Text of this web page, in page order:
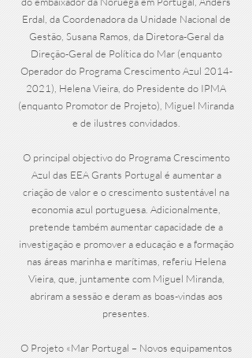
Erdal, da Coordenadora da Unidade Nacional de
Gestão, Susana Ramos, da Diretora-Geral da
Direção-Geral de Política do Mar (enquanto
Operador do Programa Crescimento Azul 2014-
2021) , Helena Vieira, do Presidente do IPMA
(enquanto Promotor de Projeto), Miguel Miranda
e de ilustres convidados.
O principal objectivo do Programa Crescimento
Azul das EEA Grants Portugal é aumentar a
criação de valor e o crescimento sustentável na
economia azul portuguesa. Adicionalmente,
pretende também aumentar capacidade de a
investigação e promover a educação e a formação
nas áreas marinha e marítimas, referiu Helena
Vieira, que, juntamente com Miguel Miranda,
abriram a sessão e deram as boas-vindas aos
presentes.
O Projeto «Mar Portugal – Novos equipamentos